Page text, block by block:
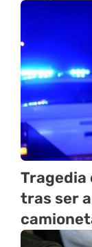
Tragedia
tras ser